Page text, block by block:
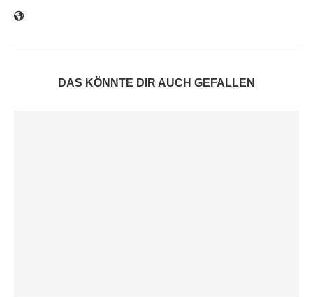
DAS KÖNNTE DIR AUCH GEFALLEN